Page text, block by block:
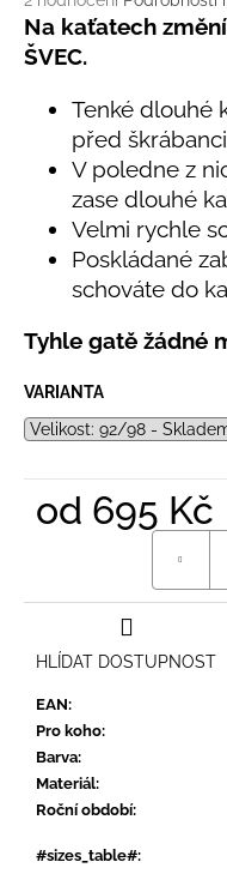
hodnocení
produktu
je
hvězdiček.
Na kaťatech
ŠVEC.
Tenké dlouhé
před
V poledne z
zase dlouhé
Velmi rychle
Poskládané
schováte do
Tyhle gatě žádné
VARIANTA
od 695 Kč
EAN:
Pro koho:
Barva:
Materiál:
Roční období:
#sizes_table#:
HLÍDAT DOSTUPNOST
u
j
LETNÍ
ČEPICE
SVĚTLE
395
Kč